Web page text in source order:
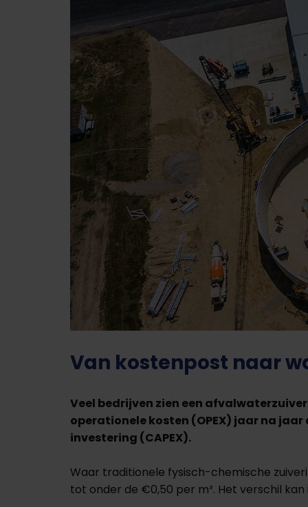
Van kostenpost naar
Veel bedrijven zien een
operationele kosten (OPEX) jaar na
investering (CAPEX).
Waar traditionele fysisch-chemische
tot onder de €0,50 per m³. Het verschil